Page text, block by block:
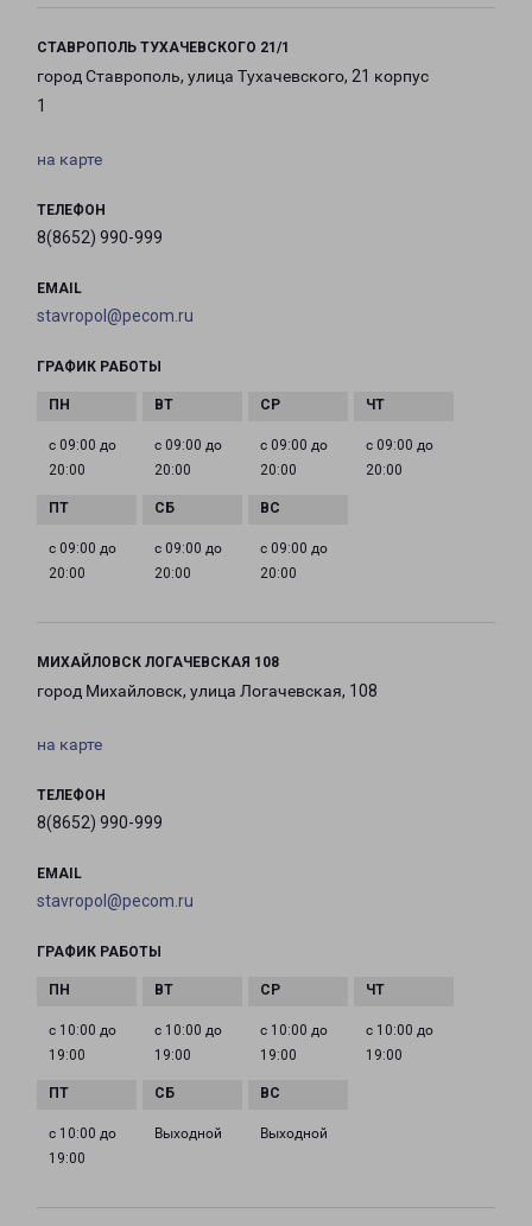
СТАВРОПОЛЬ ТУХАЧЕВСКОГО 21/1
город Ставрополь, улица Тухачевского, 21 корпус
1
на карте
ТЕЛЕФОН
8(8652) 990-999
EMAIL
stavropol@pecom.ru
ГРАФИК РАБОТЫ
с 09:00 до
20:00
с 09:00 до
20:00
с 09:00 до
20:00
с 09:00 до
20:00
с 09:00 до
20:00
с 09:00 до
20:00
с 09:00 до
20:00
МИХАЙЛОВСК ЛОГАЧЕВСКАЯ 108
город Михайловск, улица Логачевская, 108
на карте
ТЕЛЕФОН
8(8652) 990-999
EMAIL
stavropol@pecom.ru
ГРАФИК РАБОТЫ
с 10:00 до
19:00
с 10:00 до
19:00
с 10:00 до
19:00
с 10:00 до
19:00
с 10:00 до
19:00
Выходной Выходной